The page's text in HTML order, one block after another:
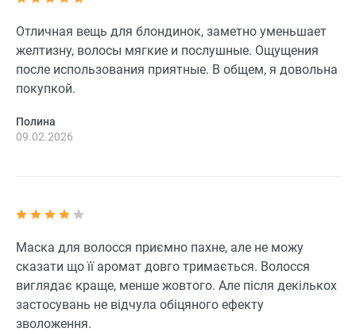
Отличная вещь для блондинок, заметно уменьшает
желтизну, волосы мягкие и послушные. Ощущения
после использования приятные. В общем, я довольна
покупкой.
Полина
09.02.2026
Маска для волосся приємно пахне, але не можу
сказати що її аромат довго тримається. Волосся
виглядає краще, менше жовтого. Але після декількох
застосувань не відчула обіцяного ефекту
зволоження.